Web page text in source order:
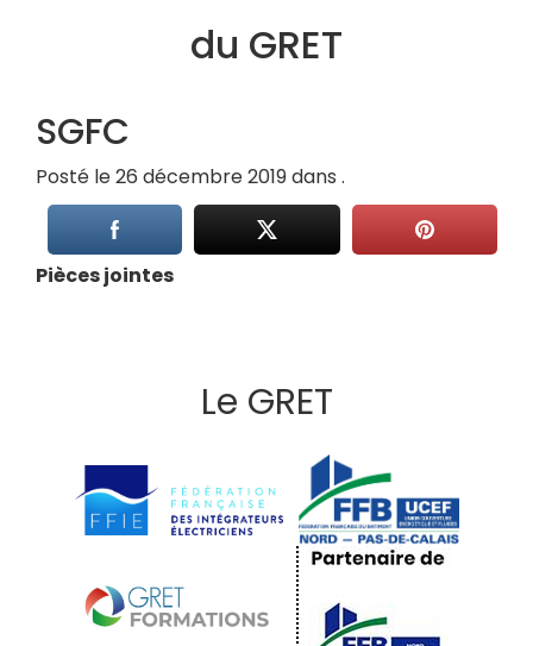
du GRET
SGFC
Posté le 26 décembre 2019 dans .
Pièces jointes
Le GRET